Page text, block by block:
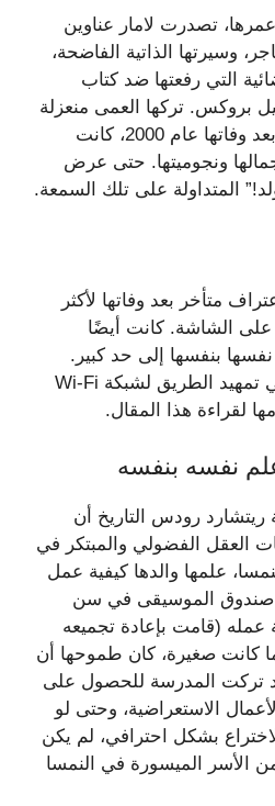
تصدرت لامار عناوين
وسيرتها الذاتية الفاضحة،
التي رفعتها ضد كتاب
بروكس. تركها العمى منعزلة
بنهاية حياتها. ولكن حتى بعد وفاتها عام 2000، كانت
ونجوميتها. حتى عرض
المتداولة على تلك السمعة.
متأخر بعد وفاتها لأكثر
الشاشة. كانت أيضًا
بنفسها إلى حد كبير.
وساعد أحد اختراعاتها في تمهيد الطريق لشبكة Wi-Fi
لقراءة هذا المقال.
نفسه بنفسه
ريتشارد رودس التاريخ أن
العقل الفضولي والمبتكر في
علمها والدها كيفية عمل
صندوق الموسيقى في سن
عمله (قامت بإعادة تجميعه
كانت صغيرة، كان طموحها أن
تركت المدرسة للحصول على
الاستعراضية، وحتى لو
بشكل احترافي، لم يكن
من الأسر الميسورة في النمسا